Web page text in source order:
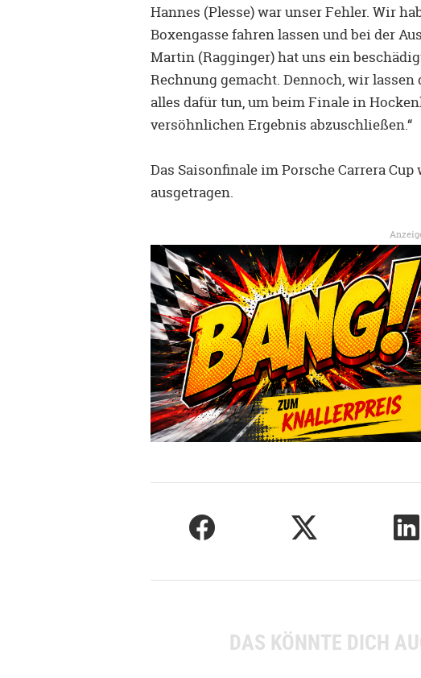
Hannes (Plesse) war unser Fehler. Wir
Boxengasse fahren lassen und bei der
Martin (Ragginger) hat uns ein
Rechnung gemacht. Dennoch, wir
alles dafür tun, um beim Finale in
versöhnlichen Ergebnis abzuschließen.“
Das Saisonfinale im Porsche Carrera
ausgetragen.
DAS KÖNNTE DICH